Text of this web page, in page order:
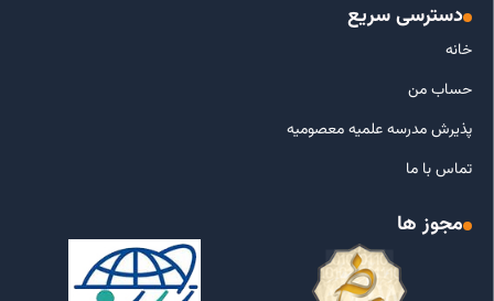
دسترسی سریع
خانه
حساب من
پذیرش مدرسه علمیه معصومیه
تماس با ما
مجوز ها